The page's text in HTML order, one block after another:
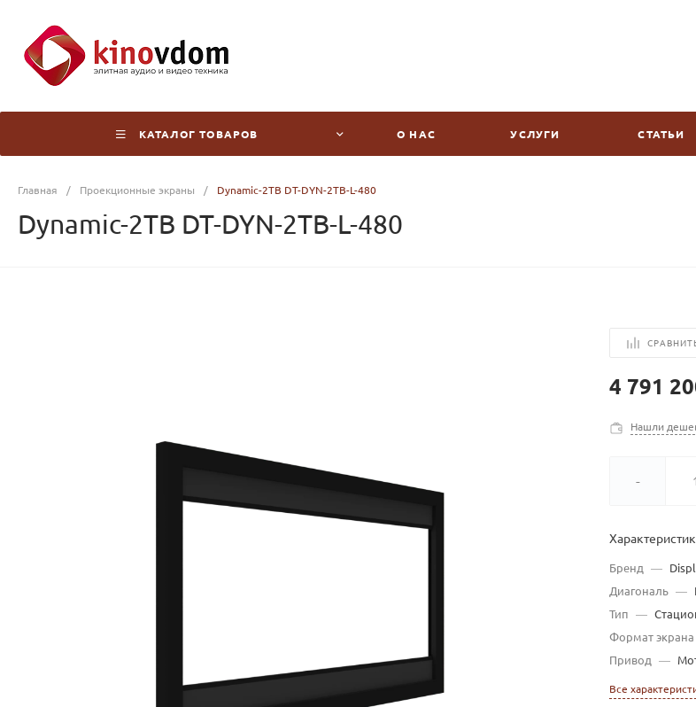
КАТАЛОГ ТОВАРОВ О НАС УСЛУГИ СТАТЬИ
Главная / Проекционные экраны / Dynamic-2TB DT-DYN-2TB-L-480
Dynamic-2TB DT-DYN-2TB-L-480
4 791
Нашли
-
Бренд —
Диагональ —
Тип
—
Формат экрана
Привод
—
Все